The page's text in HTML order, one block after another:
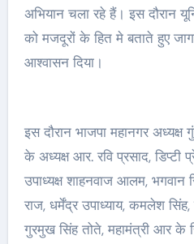
अभियान चला रहे हैं। इस दौरान
को मजदूरों के हित मे बताते हुए
आश्वासन दिया।
इस दौरान भाजपा महानगर अध्यक्ष
के अध्यक्ष आर. रवि प्रसाद, डिप्टी
उपाध्यक्ष शाहनवाज आलम,
राज, धर्मेंद्र उपाध्याय, कमलेश सिंह,
गुरमुख सिंह तोते, महामंत्री आर के